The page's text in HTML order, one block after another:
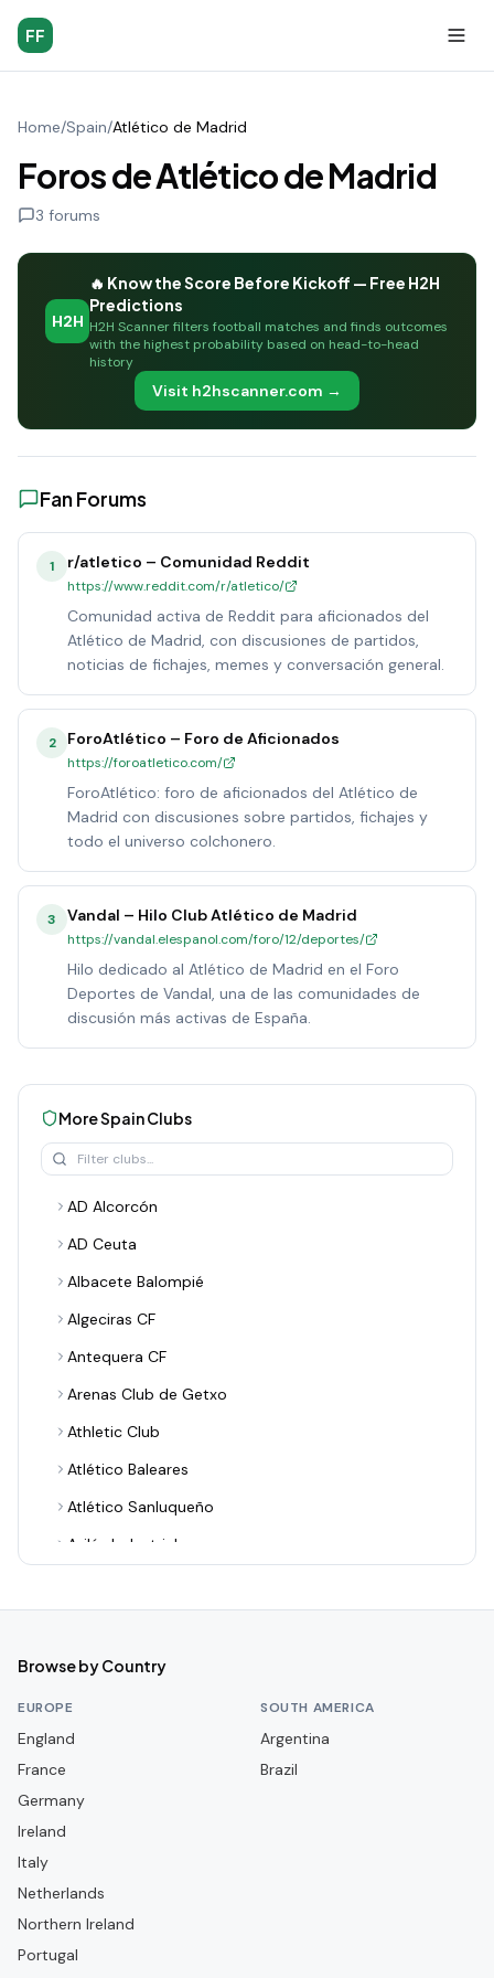
FF
Home/Spain/Atlético de Madrid
Foros de Atlético de Madrid
3 forums
H2H
🔥 Know the Score Before Kickoff — Free H2H
Predictions
H2H Scanner filters football matches and finds outcomes
with the highest probability based on head-to-head
history
Visit h2hscanner.com →
Fan Forums
1 r/atletico – Comunidad Reddit
https://www.reddit.com/r/atletico/
Comunidad activa de Reddit para aficionados del
Atlético de Madrid, con discusiones de partidos,
noticias de fichajes, memes y conversación general.
2 ForoAtlético – Foro de Aficionados
https://foroatletico.com/
ForoAtlético: foro de aficionados del Atlético de
Madrid con discusiones sobre partidos, fichajes y
todo el universo colchonero.
3 Vandal – Hilo Club Atlético de Madrid
https://vandal.elespanol.com/foro/12/deportes/
Hilo dedicado al Atlético de Madrid en el Foro
Deportes de Vandal, una de las comunidades de
discusión más activas de España.
MoreSpainClubs
AD Alcorcón
AD Ceuta
Albacete Balompié
Algeciras CF
Antequera CF
Arenas Club de Getxo
Athletic Club
Atlético Baleares
Atlético Sanluqueño
Avilés Industrial
Burgos CF
CD Alcoyano
CD Castellón
CD Lugo
CD Mirandés
Browse by Country
EUROPE
England
France
Germany
Ireland
Italy
Netherlands
Northern Ireland
Portugal
SOUTH AMERICA
Argentina
Brazil